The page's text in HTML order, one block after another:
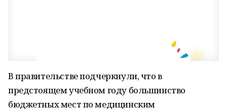
В правительстве подчеркнули, что в
предстоящем учебном году большинство
бюджетных мест по медицинским